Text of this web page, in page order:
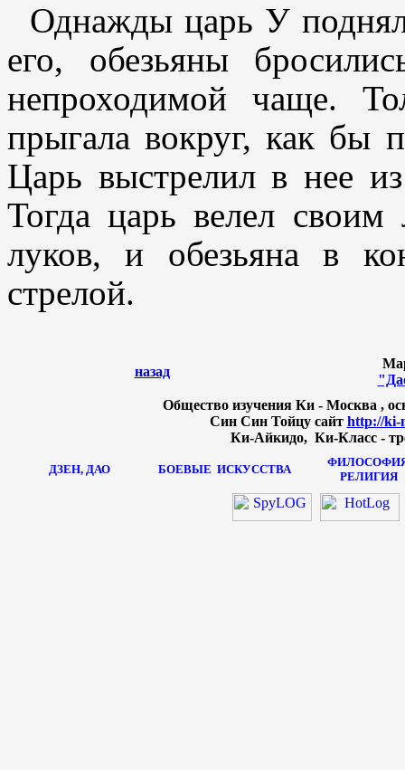
Однажды царь У
его, обезьяны
непроходимой чаще.
прыгала вокруг, как бы
Царь выстрелил в нее
Тогда царь велел
луков, и обезьяна в
стрелой.
назад
Общество изучения Ки - Москва ,
Син Син Тойцу сайт http://ki-
Ки-Айкидо, Ки-Класс -
ДЗЕН, ДАО БОЕВЫЕ ИСКУССТВА
РЕЛИГИЯ